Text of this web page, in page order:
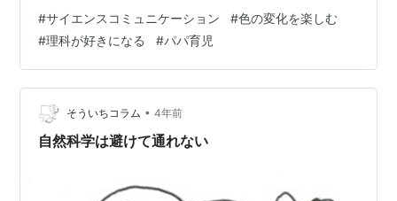
のじっけんする～！」って楽しそうにするので、ちょっ
と今回は本格的にやってみました。 実験材料について 抽
出操作 色が変わる実験 考察（？）のようなもの 実験材
料について 使用したのはこの植物。 サルビア・ガラニチ
カ 後日、植物図鑑で調べると、たぶんサルビアという花
だった模様。 （「有名な花…
#サイエンスコミュニケーション #色の変化を楽しむ
#理科が好きになる #パパ育児
そういちコラム • 4年前
自然科学は避けて通れない